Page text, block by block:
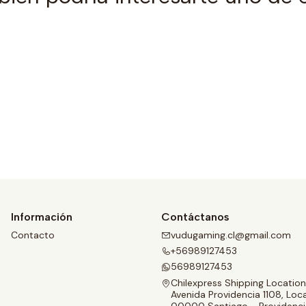
Información
Contacto
Contáctanos
vudugaming.cl@gmail.com
+56989127453
56989127453
Chilexpress Shipping Location
Avenida Providencia 1108,